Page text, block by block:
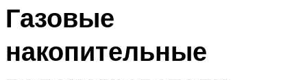
Газовые
накопительные